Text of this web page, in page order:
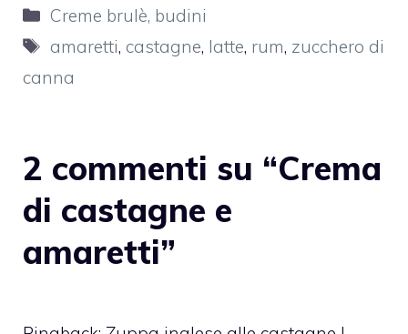
Categorie
Creme brulè, budini
Tag
amaretti, castagne, latte, rum, zucchero di
canna
2 commenti su “Crema
di castagne e
amaretti”